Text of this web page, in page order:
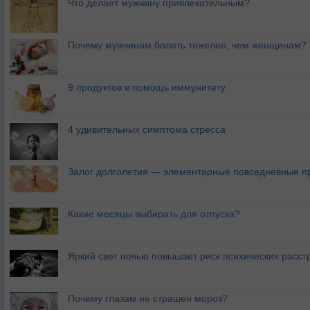
Что делает мужчину привлекательным?
Почему мужчинам болеть тяжелее, чем женщинам?
9 продуктов в помощь иммунитету
4 удивительных симптома стресса
Залог долголетия — элементарные повседневные
Какие месяцы выбирать для отпуска?
Яркий свет ночью повышает риск психических
Почему глазам не страшен мороз?